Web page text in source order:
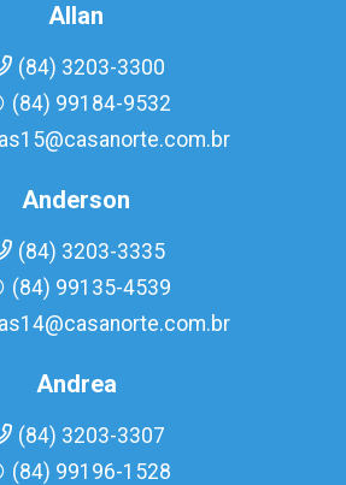
Allan
(84) 3203-3300
(84) 99184-9532
Anderson
(84) 3203-3335
(84) 99135-4539
Andrea
(84) 3203-3307
(84) 99196-1528